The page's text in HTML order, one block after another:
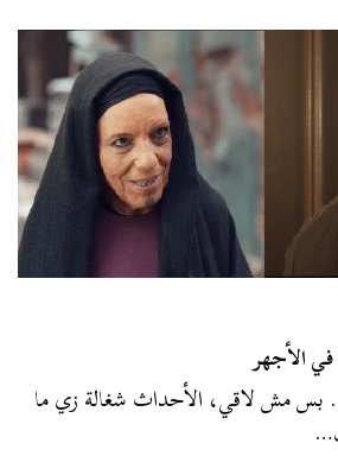
الأجهر
مش لاقي، الأحداث شغالة زي ما